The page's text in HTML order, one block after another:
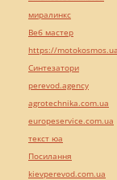
миралинкс
Веб мастер
https://
Синтезатори
perevod.agency
agrotechnika.com.ua
europeservice.com.ua
текст юа
Посилання
kievperevod.com.ua